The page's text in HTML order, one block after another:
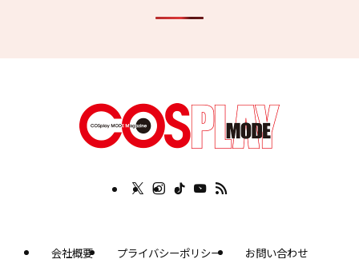
会社概要 プライバシーポリシー お問い合わせ